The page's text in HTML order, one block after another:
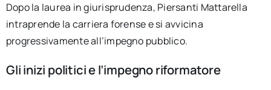
Dopo la laurea in giurisprudenza, Piersanti Mattarella
intraprende la carriera forense e si avvicina
progressivamente all’impegno pubblico.
Gli inizi politici e l’impegno riformatore